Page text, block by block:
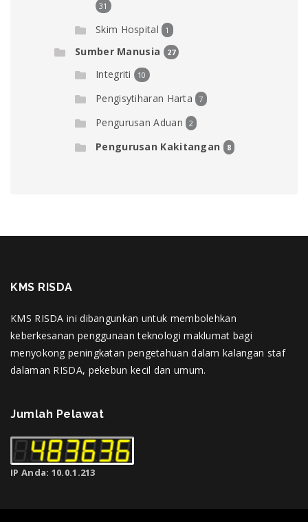
31
Skim Hospital 1
Sumber Manusia 27
Integriti 10
Pengisytiharan Harta 7
Pengurusan Aduan 2
Pengurusan Kakitangan 8
KMS RISDA
KMS RISDA ini dibangunkan untuk membolehkan
keberkesanan penggunaan teknologi maklumat bagi
menyokong peningkatan pengetahuan dalam kalangan staf
dalaman RISDA, pekebun kecil dan umum.
Jumlah Pelawat
IP Anda: 10.0.1.213